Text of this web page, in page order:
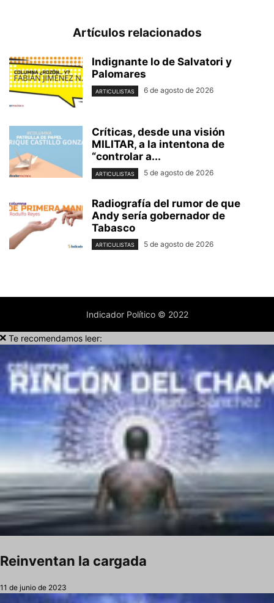
Artículos relacionados
Indignante lo de Salvatori y
Palomares
ARTICULISTAS 6 de agosto de 2026
Críticas, desde una visión
MILITAR, a la intentona de
“controlar a...
ARTICULISTAS 5 de agosto de 2026
Radiografía del rumor de que
Andy sería gobernador de
Tabasco
ARTICULISTAS 5 de agosto de 2026
Indicador Político © 2022
Te recomendamos leer:
Reinventan la cargada
11 de junio de 2023